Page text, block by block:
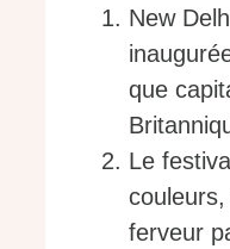
New
que
Le
ferveur